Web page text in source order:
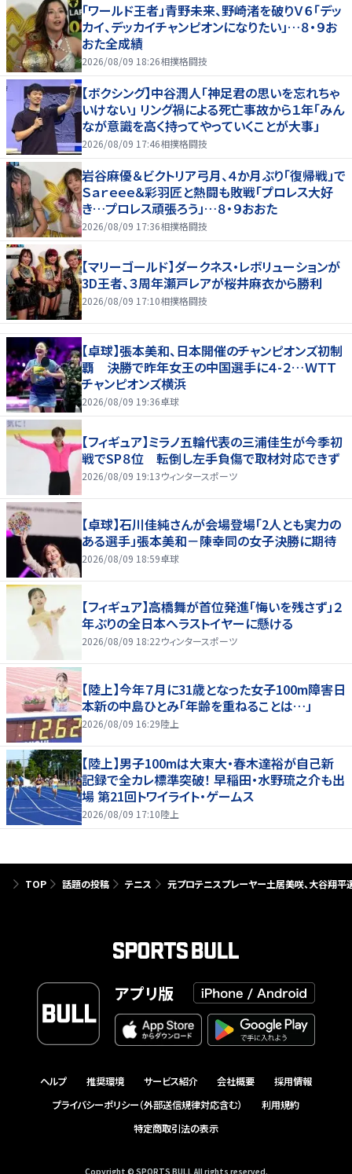
「ワールド王者」青野未来、野崎渚を破りＶ６「デッ
カイ、デッカイチャンピオンになりたい」…８・９お
おた全成績
2026/08/09 18:26相撲格闘技
【ボクシング】中谷潤人「神足君の思いを忘れちゃ
いけない」 リング禍による死亡事故から１年「みん
なが意識を高く持ってやっていくことが大事」
2026/08/09 17:46相撲格闘技
岩谷麻優＆ビクトリア弓月、４か月ぶり「復帰戦」で
Ｓａｒｅｅｅ＆彩羽匠と熱闘も敗戦「プロレス大好
き…プロレス頑張ろう」…８・９おおた
2026/08/09 17:36相撲格闘技
【マリーゴールド】ダークネス・レボリューションが
3D王者、３周年瀬戸レアが桜井麻衣から勝利
2026/08/09 17:10相撲格闘技
【卓球】張本美和、日本開催のチャンピオンズ初制
覇 決勝で昨年女王の中国選手に４-２…ＷＴＴ
チャンピオンズ横浜
2026/08/09 19:36卓球
【フィギュア】ミラノ五輪代表の三浦佳生が今季初
戦でSP８位 転倒し左手負傷で取材対応できず
2026/08/09 19:13ウィンタースポーツ
【卓球】石川佳純さんが会場登場「2人とも実力の
ある選手」張本美和－陳幸同の女子決勝に期待
2026/08/09 18:59卓球
【フィギュア】高橋舞が首位発進「悔いを残さず」２
年ぶりの全日本へラストイヤーに懸ける
2026/08/09 18:22ウィンタースポーツ
【陸上】今年７月に31歳となった女子100m障害日
本新の中島ひとみ「年齢を重ねることは…」
2026/08/09 16:29陸上
【陸上】男子100mは大東大・春木達裕が自己新
記録で全カレ標準突破！ 早稲田・水野琉之介も出
場 第21回トワイライト・ゲームス
2026/08/09 17:10陸上
TOP 話題の投稿 テニス 元プロテニスプレーヤー土居美咲、大谷翔平
アプリ版
ヘルプ 推奨環境 サービス紹介 会社概要
採用情報
プライバシーポリシー（外部送信規律対応含む）
利用規約
特定商取引法の表示
Copyright © SPORTS BULL All rights reserved.